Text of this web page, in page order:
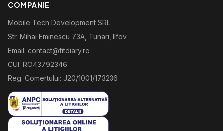
COMPANIE
Mobile Tech Development SRL
Str. Mihai Eminescu 73A, Tunari, Ilfov
Email: contact@fitdiary.ro
CUI: RO43792346
Reg. Comertului: J20/1001/173236